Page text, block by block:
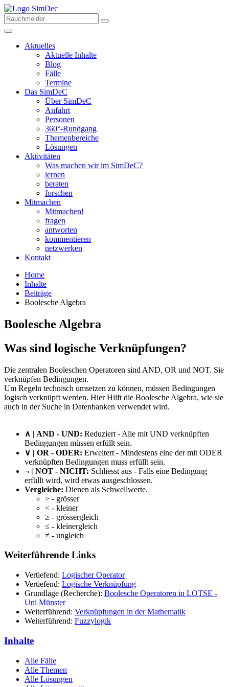
Aktuelles
Aktuelle Inhalte
Blog
Fälle
Termine
Das SimDeC
Über SimDeC
Anfahrt
Personen
360°-Rundgang
Themenbereiche
Lösungen
Aktivitäten
Was machen wir im SimDeC?
lernen
beraten
forschen
Mitmachen
Mitmachen!
fragen
antworten
kommentieren
netzwerken
Kontakt
Home
Inhalte
Beiträge
Boolesche Algebra
Boolesche Algebra
Was sind logische Verknüpfungen?
Die zentralen Booleschen Operatoren sind AND, OR und NOT. Sie
verknüpfen Bedingungen.
Um Regeln technisch umsetzen zu können, müssen Bedingungen
logisch verknüpft werden. Hier Hilft die Boolesche Algebra, wie sie
auch in der Suche in Datenbanken verwendet wird.
∧ | AND - UND: Reduziert - Alle mit UND verknüpften
Bedingungen müssen erfüllt sein.
∨ | OR - ODER: Erweitert - Mindestens eine der mit ODER
verknüpften Bedingungen muss erfüllt sein.
¬ | NOT - NICHT: Schliesst aus - Falls eine Bedingung
erfüllt wird, wird etwas ausgeschlossen.
Vergleiche: Dienen als Schwellwerte.
> - grösser
< - kleiner
≥ - grössergleich
≤ - kleinergleich
≠ - ungleich
Weiterführende Links
Vertiefend: Logischer Operator
Vertiefend: Logische Verknüpfung
Grundlage (Recherche): Boolesche Operatoren in LOTSE -
Uni Münster
Weiterführend: Verknüpfungen in der Mathematik
Weiterführend: Fuzzylogik
Inhalte
Alle Fälle
Alle Themen
Alle Lösungen